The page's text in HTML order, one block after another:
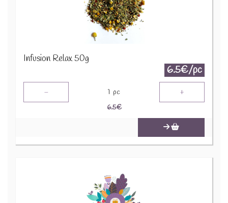
Infusion Relax 50g
6.5€/pc
- 1 pc +
6.5€